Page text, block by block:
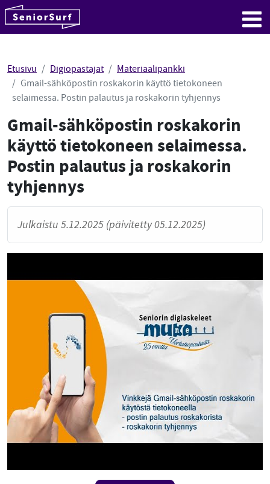
Hyppää sisältöön
Etusivu Digiopastajat
Materiaalipankki
Gmail-sähköpostin roskakorin käyttö tietokoneen
selaimessa. Postin palautus ja roskakorin tyhjennys
Gmail-sähköpostin roskakorin
käyttö tietokoneen selaimessa.
Postin palautus ja roskakorin
tyhjennys
Julkaistu 5.12.2025 (päivitetty 05.12.2025)